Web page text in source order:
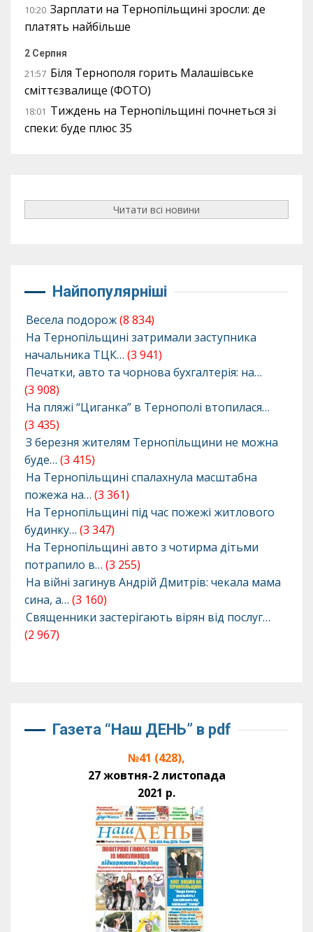
10:20 Зарплати на Тернопільщині зросли: де
платять найбільше
2 Серпня
21:57 Біля Тернополя горить Малашівське
сміттєзвалище (ФОТО)
18:01 Тиждень на Тернопільщині почнеться зі
спеки: буде плюс 35
Читати всі новини
Найпопулярніші
Весела подорож(8 834)
На Тернопільщині затримали заступника
начальника ТЦК… (3 941)
Печатки, авто та чорнова бухгалтерія: на…
(3 908)
На пляжі “Циганка” в Тернополі втопилася…
(3 435)
З березня жителям Тернопільщини не можна
буде… (3 415)
На Тернопільщині спалахнула масштабна
пожежа на… (3 361)
На Тернопільщині під час пожежі житлового
будинку… (3 347)
На Тернопільщині авто з чотирма дітьми
потрапило в… (3 255)
На війні загинув Андрій Дмитрів: чекала мама
сина, а… (3 160)
Священники застерігають вірян від послуг…
(2 967)
Газета “Наш ДЕНЬ” в pdf
№41 (428),
27 жовтня-2 листопада
2021 р.